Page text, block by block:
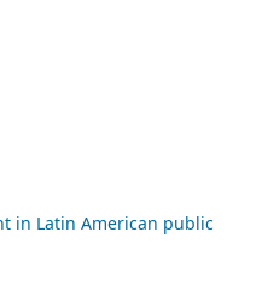
in Latin American public